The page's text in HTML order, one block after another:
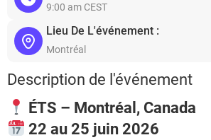
9:00 am CEST
Lieu De L'événement :
Montréal
Description de l'événement
ÉTS – Montréal, Canada
22 au 25 juin 2026